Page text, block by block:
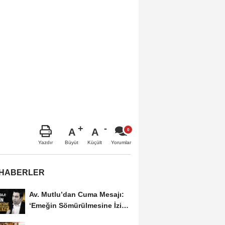
Yazdır
A
Büyüt
A
Küçült Yorumlar
Av. Mutlu’dan Cuma Mesajı:
‘Emeğin Sömürülmesine İzin